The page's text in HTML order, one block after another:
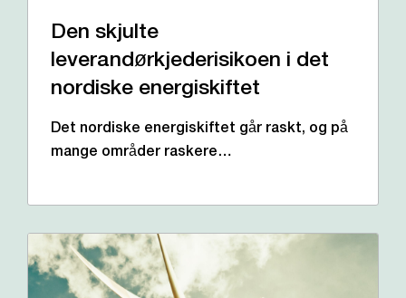
Den skjulte
leverandørkjederisikoen i det
nordiske energiskiftet
Det nordiske energiskiftet går raskt, og på
mange områder raskere…